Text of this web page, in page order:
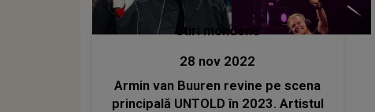
Stiri mondene
28 nov 2022
Armin van Buuren revine pe scena
principală UNTOLD în 2023. Artistul